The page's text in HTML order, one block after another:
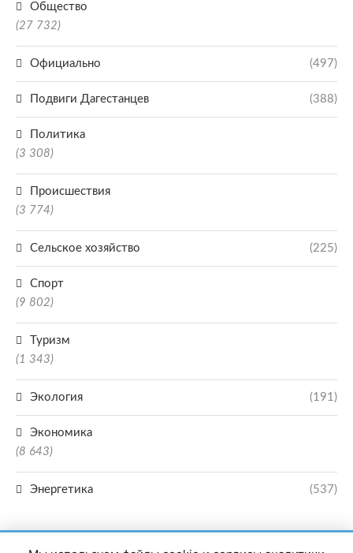
Общество
(27 732)
Официально (497)
Подвиги Дагестанцев (388)
Политика
(3 308)
Происшествия
(3 774)
Сельское хозяйство (225)
Спорт
(9 802)
Туризм
(1 343)
Экология (191)
Экономика
(8 643)
Энергетика (537)